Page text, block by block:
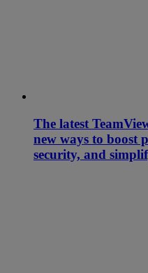
The latest
new ways to boost
security, and